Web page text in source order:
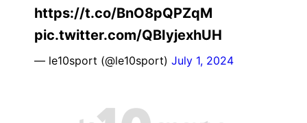
https://t.co/BnO8pQPZqM
pic.twitter.com/QBIyjexhUH
— le10sport (@le10sport) July 1, 2024